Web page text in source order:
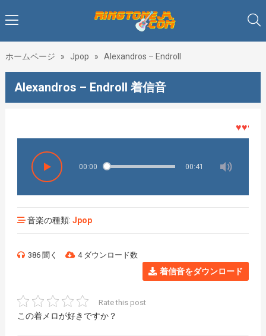
ホームページ » Jpop » Alexandros – Endroll
Alexandros – Endroll 着信音
♥♥♥着メ
00:00 00:41
音楽の種類: Jpop
386 聞く 4 ダウンロード数
着信音をダウンロード
Rate this post
この着メロが好きですか？